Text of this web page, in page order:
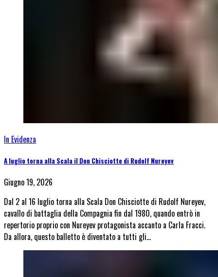
In Evidenza
A luglio torna alla Scala il Don Chisciotte di Rudolf Nureyev
Giugno 19, 2026
Dal 2 al 16 luglio torna alla Scala Don Chisciotte di Rudolf Nureyev,
cavallo di battaglia della Compagnia fin dal 1980, quando entrò in
repertorio proprio con Nureyev protagonista accanto a Carla Fracci.
Da allora, questo balletto è diventato a tutti gli…